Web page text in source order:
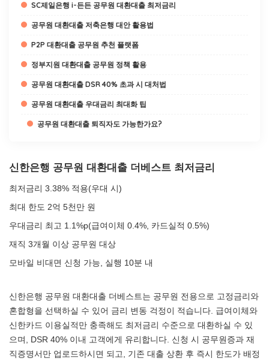
SC제일은행 i-든든 공무원 대환대출 최저금리
공무원 대환대출 저축은행 대안 활용법
P2P 대환대출 공무원 추천 플랫폼
정부지원 대환대출 공무원 정책 활용
공무원 대환대출 DSR 40% 초과 시 대처법
공무원 대환대출 우대금리 최대화 팁
공무원 대환대출 퇴직자도 가능한가요?
신한은행 공무원 대환대출 더베스트 최저금리
최저금리 3.38% 적용(우대 시)
최대 한도 2억 5천만 원
우대금리 최고 1.1%p(급여이체 0.4%, 카드실적 0.5%)
재직 3개월 이상 공무원 대상
모바일 비대면 신청 가능, 실행 10분 내
신한은행 공무원 대환대출 더베스트는 공무원 전용으로 고정금리와
혼합형을 선택하실 수 있어 금리 변동 걱정이 적습니다. 급여이체와
신한카드 이용실적만 충족해도 최저금리 수준으로 대환하실 수 있
으며, DSR 40% 이내 고객에게 유리합니다. 신청 시 공무원증과 재
직증명서만 업로드하시면 되고, 기존 대출 상환 후 즉시 한도가 배정